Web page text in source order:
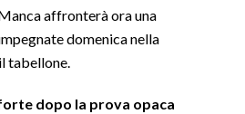
affronterà ora una
domenica nella
tabellone.
dopo la prova opaca